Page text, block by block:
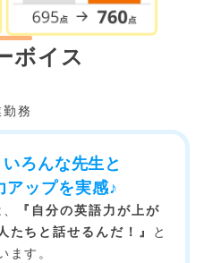
ボイス
務
ろんな先生と
アップを実感♪
『自分の英語力が上が
ちと話せるんだ！』 と
ます。